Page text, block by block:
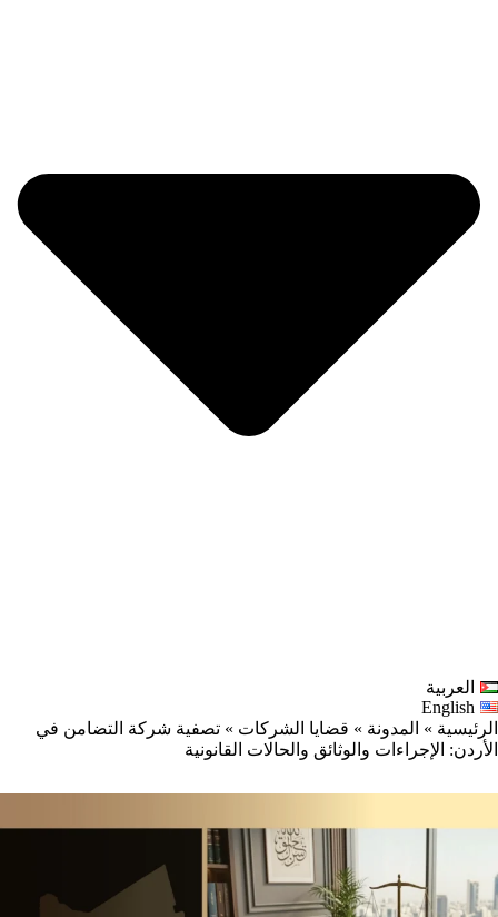
العربية
English
الرئيسية » المدونة » قضايا الشركات » تصفية شركة التضامن في
الأردن: الإجراءات والوثائق والحالات القانونية